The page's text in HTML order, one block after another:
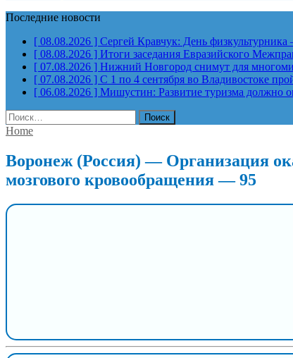
Последние новости
[ 08.08.2026 ] Сергей Кравчук: День
[ 08.08.2026 ] Итоги заседания Евразийского
[ 07.08.2026 ] Нижний Новгород снимут для
[ 07.08.2026 ] С 1 по 4 сентября во Владивостоке
[ 06.08.2026 ] Мишустин: Развитие туризма должно
Найти:
Home
Воронеж (Россия) — Организация
мозгового кровообращения — 95